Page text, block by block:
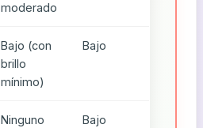
moderado
Bajo (con
brillo
mínimo)
Bajo
Ninguno Bajo